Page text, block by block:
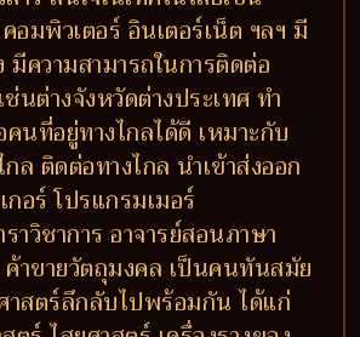
มพิวเตอร์ อินเตอร์เน็ต ฯลฯ มี
ความสามารถในการติดต่อ
นต่างจังหวัดต่างประเทศ ทำ
นที่อยู่ทางไกลได้ดี เหมาะกับ
ล ติดต่อทางไกล นำเข้าส่งออก
อร์ โปรแกรมเมอร์
าวิชาการ อาจารย์สอนภาษา
าขายวัตถุมงคล เป็นคนทันสมัย
สตร์ลึกลับไปพร้อมกัน ได้แก่